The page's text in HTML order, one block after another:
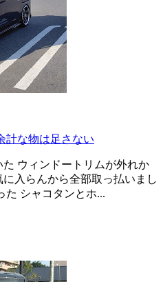
計な物は足さない
ウィンドートリムが外れか
入らんから全部取っ払いまし
た シャコタンとホ...